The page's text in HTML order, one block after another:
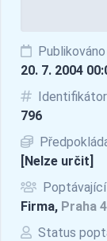
Publikováno
20. 7. 2004
Identifikátor
796
[Nelze určit]
Poptávající
Firma, Praha 4
Status